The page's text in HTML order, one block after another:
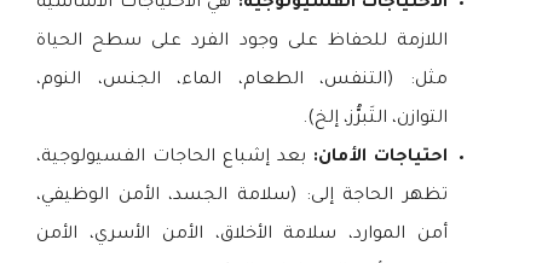
الاحتياجات الفسيولوجية: هي الاحتياجات الأساسية
اللازمة للحفاظ على وجود الفرد على سطح الحياة
مثل: (التنفس، الطعام، الماء، الجنس، النوم،
التوازن، التَبرُّز، إلخ).
احتياجات الأمان: بعد إشباع الحاجات الفسيولوجية،
تظهر الحاجة إلى: (سلامة الجسد، الأمن الوظيفي،
أمن الموارد، سلامة الأخلاق، الأمن الأسري، الأمن